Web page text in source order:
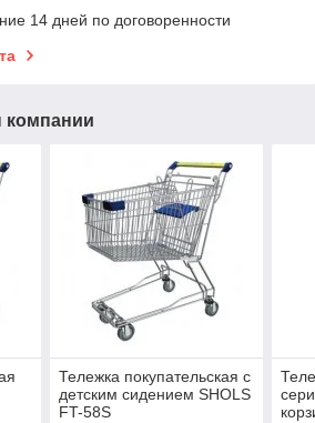
14 дней по договоренности
Тележка покупательская с
детским сидением SHOLS
FT-58S